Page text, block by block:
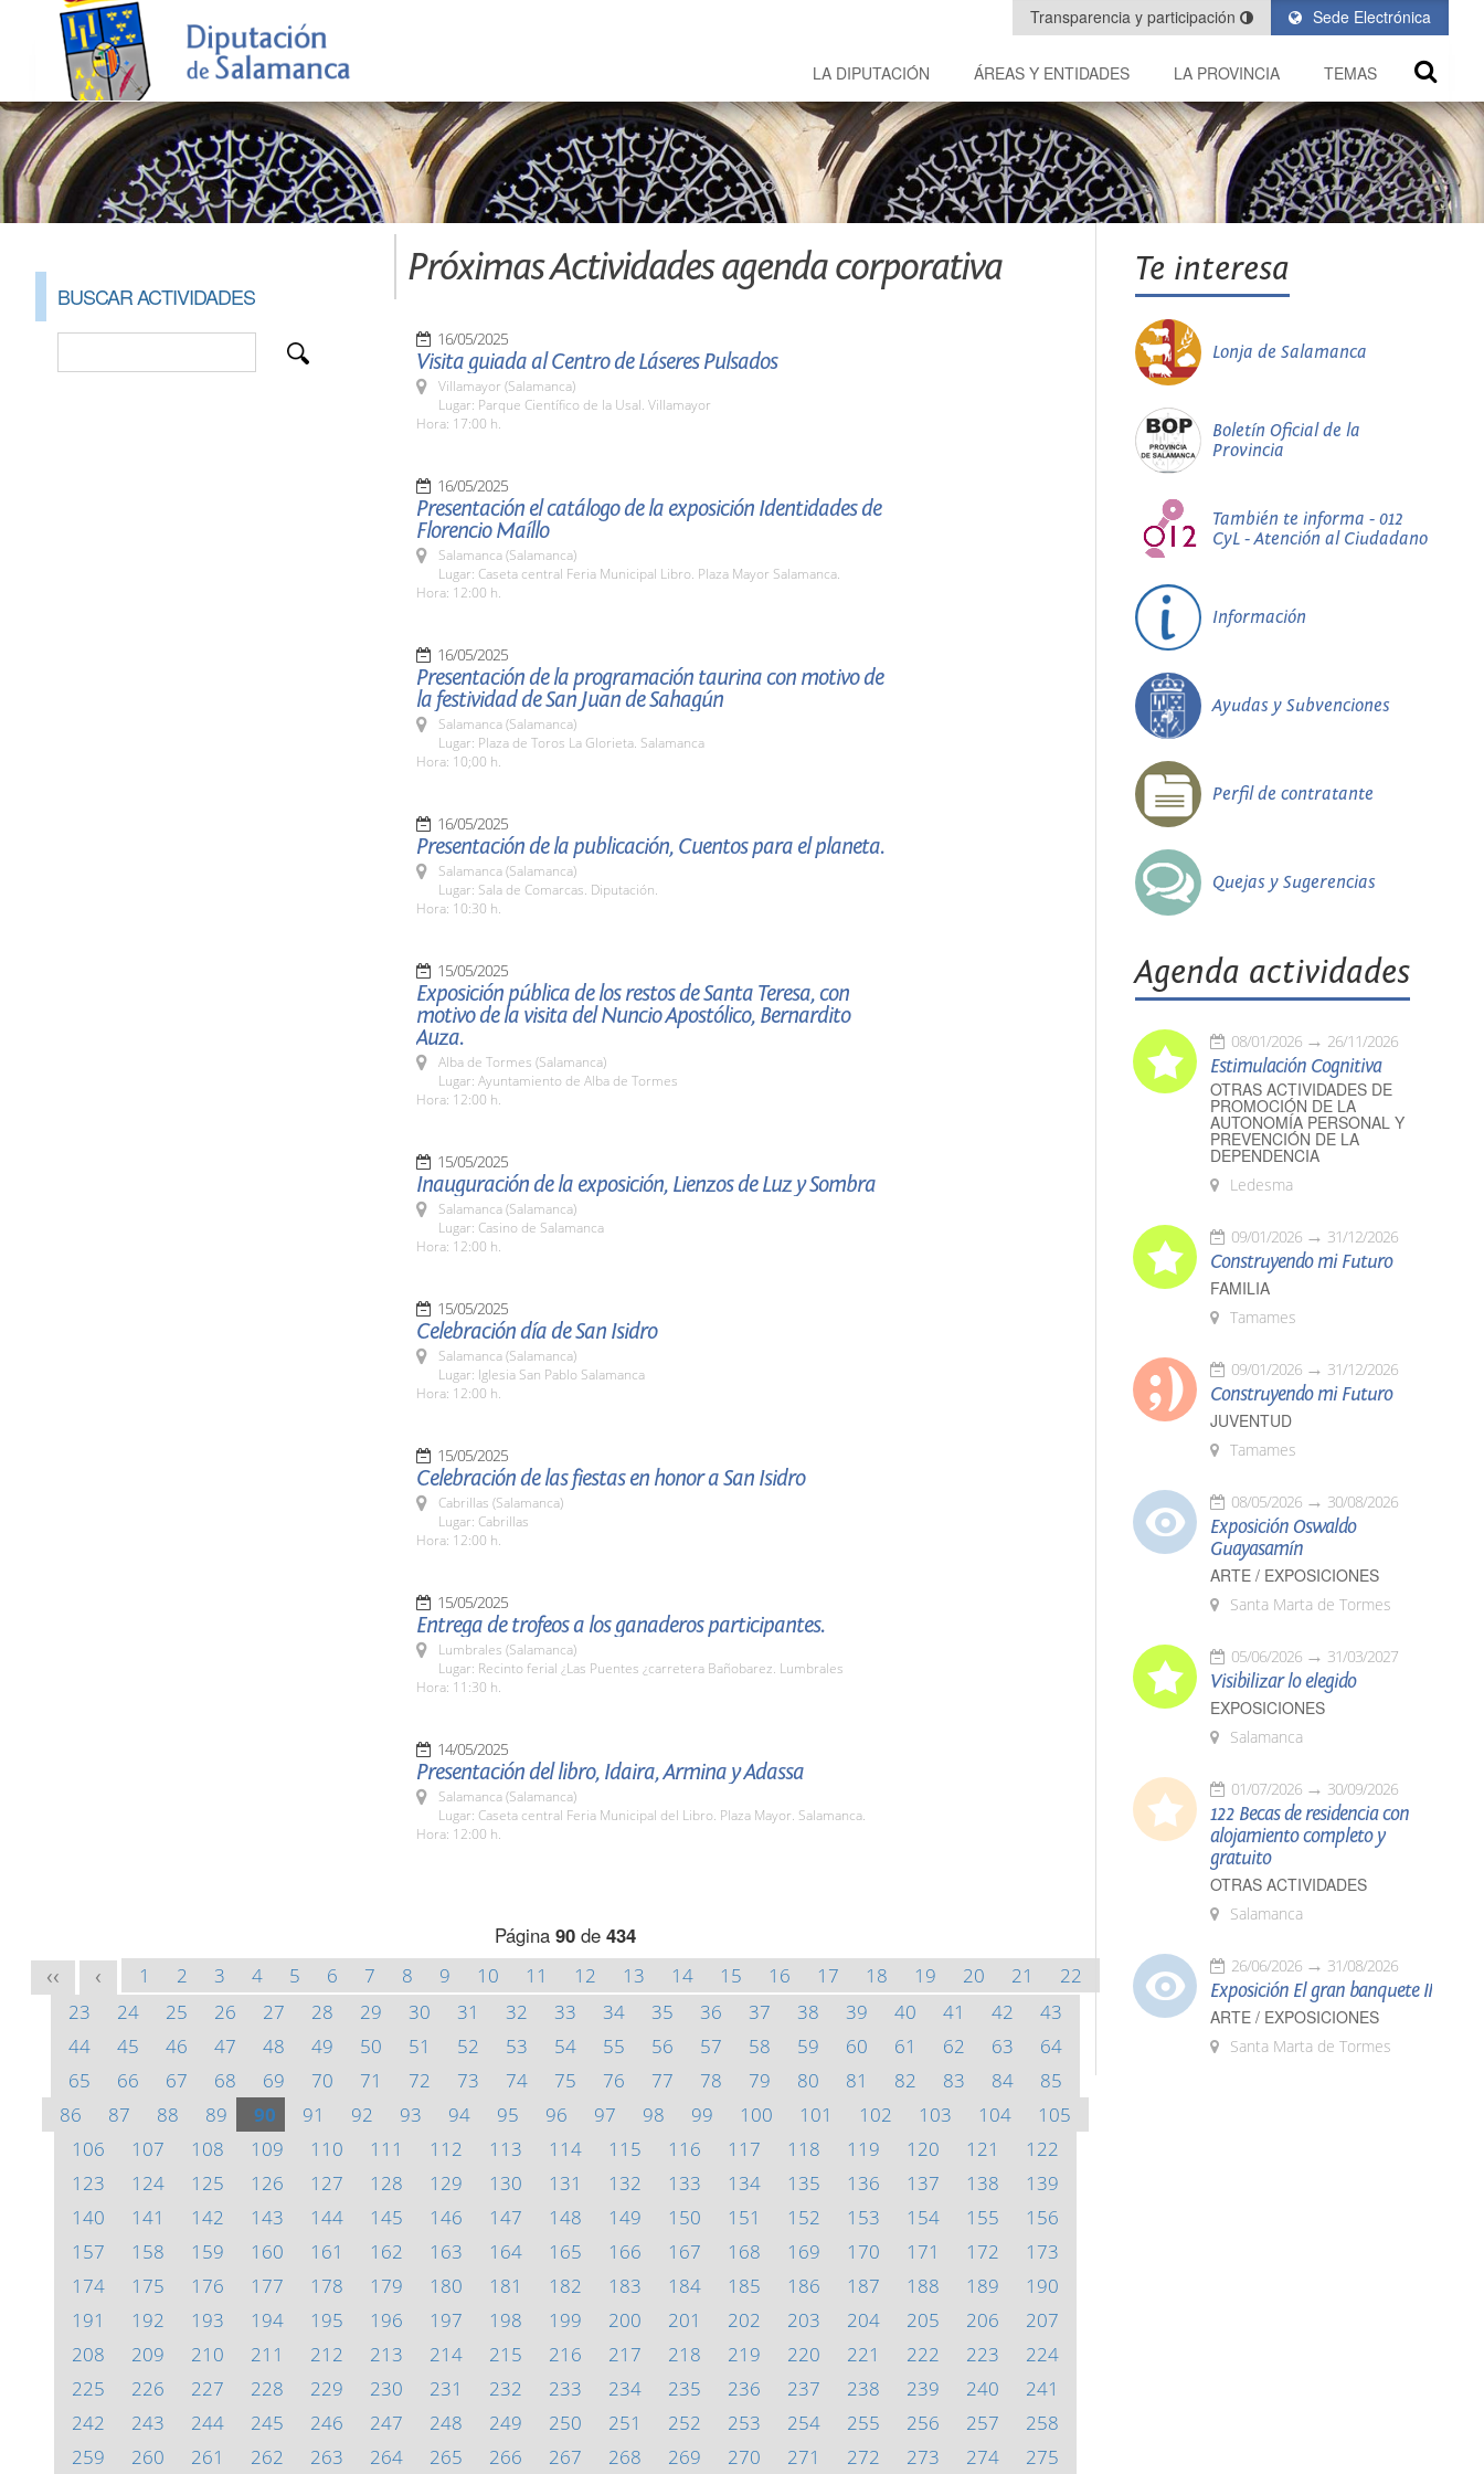
Sede Electrónica
Transparencia y participación
LA DIPUTACIÓN ÁREAS Y ENTIDADES LA PROVINCIA TEMAS
BUSCAR ACTIVIDADES
Próximas Actividades agenda corporativa
16/05/2025
Visita guiada al Centro de Láseres Pulsados
Villamayor (Salamanca)
Lugar: Parque Científico de la Usal. Villamayor
Hora: 17:00 h.
16/05/2025
Presentación el catálogo de la exposición Identidades de
Florencio Maíllo
Salamanca (Salamanca)
Lugar: Caseta central Feria Municipal Libro. Plaza Mayor Salamanca.
Hora: 12:00 h.
16/05/2025
Presentación de la programación taurina con motivo de
la festividad de San Juan de Sahagún
Salamanca (Salamanca)
Lugar: Plaza de Toros La Glorieta. Salamanca
Hora: 10;00 h.
16/05/2025
Presentación de la publicación, Cuentos para el planeta.
Salamanca (Salamanca)
Lugar: Sala de Comarcas. Diputación.
Hora: 10:30 h.
15/05/2025
Exposición pública de los restos de Santa Teresa, con
motivo de la visita del Nuncio Apostólico, Bernardito
Auza.
Alba de Tormes (Salamanca)
Lugar: Ayuntamiento de Alba de Tormes
Hora: 12:00 h.
15/05/2025
Inauguración de la exposición, Lienzos de Luz y Sombra
Salamanca (Salamanca)
Lugar: Casino de Salamanca
Hora: 12:00 h.
15/05/2025
Celebración día de San Isidro
Salamanca (Salamanca)
Lugar: Iglesia San Pablo Salamanca
Hora: 12:00 h.
15/05/2025
Celebración de las fiestas en honor a San Isidro
Cabrillas (Salamanca)
Lugar: Cabrillas
Hora: 12:00 h.
15/05/2025
Entrega de trofeos a los ganaderos participantes.
Lumbrales (Salamanca)
Lugar: Recinto ferial ¿Las Puentes ¿carretera Bañobarez. Lumbrales
Hora: 11:30 h.
14/05/2025
Presentación del libro, Idaira, Armina y Adassa
Salamanca (Salamanca)
Lugar: Caseta central Feria Municipal del Libro. Plaza Mayor. Salamanca.
Hora: 12:00 h.
Página 90 de 434
<< < 1 2 3 4 5 6 7 8 9 10 11 12 13 14 15 16 17 18 19 20 21
22
23
24 25 26 27 28 29 30 31 32 33 34 35 36 37 38 39 40 41 42
43
44
45 46 47 48 49 50 51 52 53 54 55 56 57 58 59 60 61 62 63
64
65
66 67 68 69 70 71 72 73 74 75 76 77 78 79 80 81 82 83 84
85
86
87 88 89 90 91 92 93 94 95 96 97 98 99 100 101 102 103 104
105
106
107 108 109 110 111 112 113 114 115 116 117 118 119 120 121
122
123
124 125 126 127 128 129 130 131 132 133 134 135 136 137 138
139
140
141 142 143 144 145 146 147 148 149 150 151 152 153 154 155
156
157
158 159 160 161 162 163 164 165 166 167 168 169 170 171 172
173
174
175 176 177 178 179 180 181 182 183 184 185 186 187 188 189
190
191
192 193 194 195 196 197 198 199 200 201 202 203 204 205 206
207
208
209 210 211 212 213 214 215 216 217 218 219 220 221 222 223
224
225
226 227 228 229 230 231 232 233 234 235 236 237 238 239 240
241
242
243 244 245 246 247 248 249 250 251 252 253 254 255 256 257
258
259
260 261 262 263 264 265 266 267 268 269 270 271 272 273 274 275
Te interesa
Lonja de Salamanca
Boletín Oficial de la
Provincia
También te informa - 012
CyL - Atención al Ciudadano
Información
Ayudas y Subvenciones
Perfil de contratante
Quejas y Sugerencias
Agenda actividades
08/01/2026 26/11/2026
Estimulación Cognitiva
OTRAS ACTIVIDADES DE
PROMOCIÓN DE LA
AUTONOMÍA PERSONAL Y
PREVENCIÓN DE LA
DEPENDENCIA
Ledesma
09/01/2026 31/12/2026
Construyendo mi Futuro
FAMILIA
Tamames
09/01/2026 31/12/2026
Construyendo mi Futuro
JUVENTUD
Tamames
08/05/2026 30/08/2026
Exposición Oswaldo
Guayasamín
ARTE / EXPOSICIONES
Santa Marta de Tormes
05/06/2026 31/03/2027
Visibilizar lo elegido
EXPOSICIONES
Salamanca
01/07/2026 30/09/2026
122 Becas de residencia con
alojamiento completo y
gratuito
OTRAS ACTIVIDADES
Salamanca
26/06/2026 31/08/2026
Exposición El gran banquete II
ARTE / EXPOSICIONES
Santa Marta de Tormes